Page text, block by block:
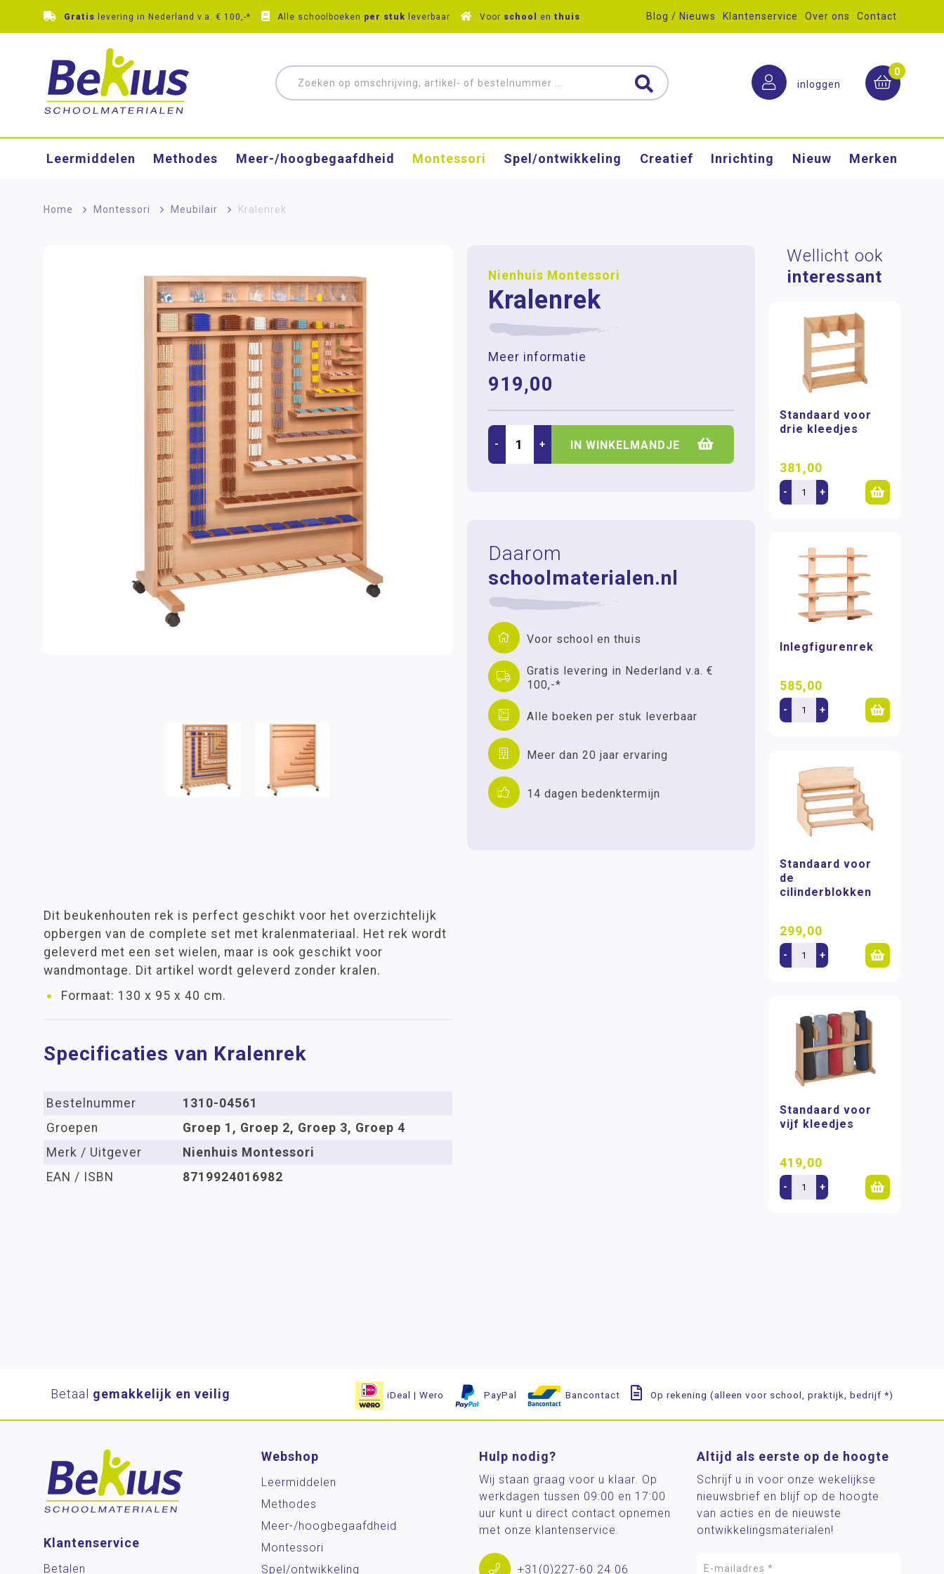
Gratis levering in Nederland v.a. € 100,-* Alle schoolboeken per stuk leverbaar Voor school en thuis Blog / Nieuws Klantenservice Over ons Contact
inloggen
0
Leermiddelen Methodes Meer-/hoog­begaafdheid Montessori Spel/ontwikkeling Creatief Inrichting Nieuw Merken
Home > Montessori > Meubilair > Kralenrek
Nienhuis Montessori
Kralenrek
Meer informatie
919,00
- + IN WINKELMANDJE
Daarom
schoolmaterialen.nl
Voor school en thuis
Gratis levering in Nederland v.a. €
100,-*
Alle boeken per stuk leverbaar
Meer dan 20 jaar ervaring
14 dagen bedenktermijn
Dit beukenhouten rek is perfect geschikt voor het overzichtelijk
opbergen van de complete set met kralenmateriaal. Het rek wordt
geleverd met een set wielen, maar is ook geschikt voor
wandmontage. Dit artikel wordt geleverd zonder kralen.
Formaat: 130 x 95 x 40 cm.
Specificaties van Kralenrek
Bestelnummer
1310-04561
Groepen
Groep 1, Groep 2, Groep 3, Groep 4
Merk / Uitgever
Nienhuis Montessori
EAN / ISBN
8719924016982
Wellicht ook
interessant
Standaard voor
drie kleedjes
381,00
- +
Inlegfigurenrek
585,00
- +
Standaard voor
de
cilinderblokken
299,00
- +
Standaard voor
vijf kleedjes
419,00
- +
Betaal gemakkelijk en veilig iDeal | Wero PayPal Bancontact Op rekening (alleen voor school, praktijk, bedrijf *)
Klantenservice
Betalen
Webshop
Leermiddelen
Methodes
Meer-/hoog­begaafdheid
Montessori
Spel/ontwikkeling
Hulp nodig?
Wij staan graag voor u klaar. Op
werkdagen tussen 09:00 en 17:00
uur kunt u direct contact opnemen
met onze klantenservice.
+31(0)227-60 24 06
Altijd als eerste op de hoogte
Schrijf u in voor onze wekelijkse
nieuwsbrief en blijf op de hoogte
van acties en de nieuwste
ontwikkelingsmaterialen!